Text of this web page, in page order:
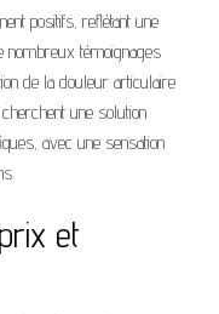
positifs, reflétant une
nombreux témoignages
de la douleur articulaire
une solution
avec une sensation
et